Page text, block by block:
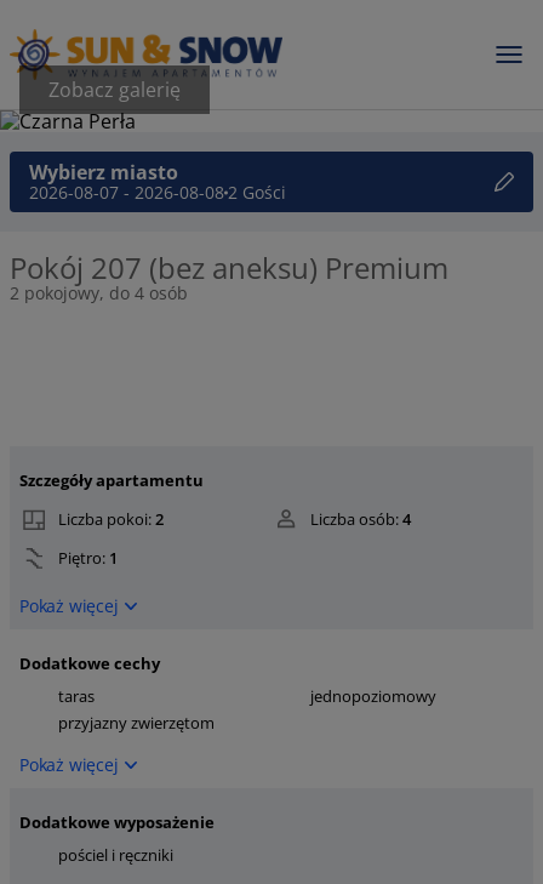
Zobacz galerię
Wybierz miasto
2026-08-07 - 2026-08-082 Gości
Pokój 207 (bez aneksu) Premium
2 pokojowy, do 4 osób
Szczegóły apartamentu
Liczba pokoi:2 Liczba osób:4
Piętro: 1
Pokaż więcej
Dodatkowe cechy
taras
jednopoziomowy
przyjazny zwierzętom
Pokaż więcej
Dodatkowe wyposażenie
pościel i ręczniki